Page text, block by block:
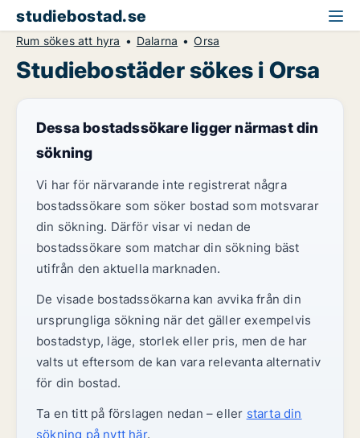
studiebostad.se
Rum sökes att hyra Dalarna Orsa
Studiebostäder sökes i Orsa
Dessa bostadssökare ligger närmast din
sökning
Vi har för närvarande inte registrerat några
bostadssökare som söker bostad som motsvarar
din sökning. Därför visar vi nedan de
bostadssökare som matchar din sökning bäst
utifrån den aktuella marknaden.
De visade bostadssökarna kan avvika från din
ursprungliga sökning när det gäller exempelvis
bostadstyp, läge, storlek eller pris, men de har
valts ut eftersom de kan vara relevanta alternativ
för din bostad.
Ta en titt på förslagen nedan – eller starta din
sökning på nytt här.